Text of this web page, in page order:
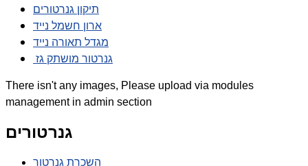
תיקון גנרטורים
ארון חשמל נייד
מגדל תאורה נייד
גנרטור מושתק גז
There isn't any images, Please upload via modules
management in admin section
גנרטורים
השכרת גנרטור